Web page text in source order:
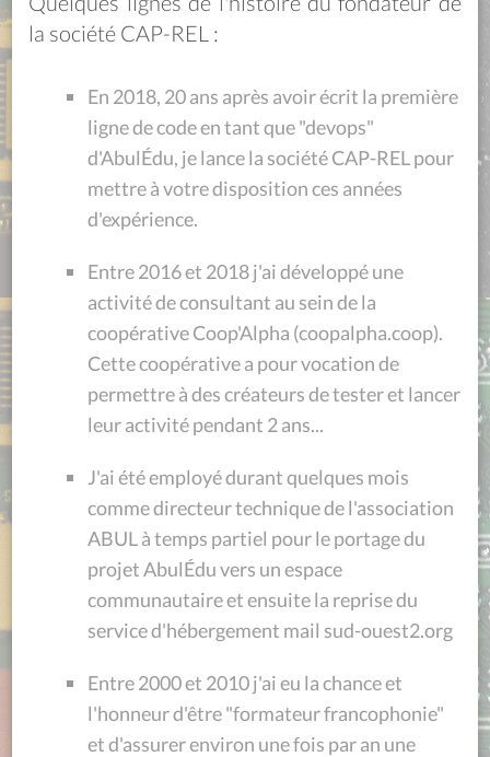
la société CAP-REL :
En 2018, 20 ans après avoir écrit la première
ligne de code en tant que "devops"
d'AbulÉdu, je lance la société CAP-REL pour
mettre à votre disposition ces années
d'expérience.
Entre 2016 et 2018 j'ai développé une
activité de consultant au sein de la
coopérative Coop'Alpha (coopalpha.coop).
Cette coopérative a pour vocation de
permettre à des créateurs de tester et lancer
leur activité pendant 2 ans...
J'ai été employé durant quelques mois
comme directeur technique de l'association
ABUL à temps partiel pour le portage du
projet AbulÉdu vers un espace
communautaire et ensuite la reprise du
service d'hébergement mail sud-ouest2.org
Entre 2000 et 2010 j'ai eu la chance et
l'honneur d'être "formateur francophonie"
et d'assurer environ une fois par an une